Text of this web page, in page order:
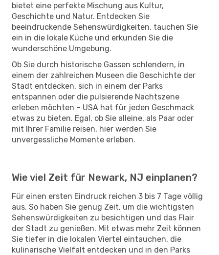
bietet eine perfekte Mischung aus Kultur,
Geschichte und Natur. Entdecken Sie
beeindruckende Sehenswürdigkeiten, tauchen Sie
ein in die lokale Küche und erkunden Sie die
wunderschöne Umgebung.
Ob Sie durch historische Gassen schlendern, in
einem der zahlreichen Museen die Geschichte der
Stadt entdecken, sich in einem der Parks
entspannen oder die pulsierende Nachtszene
erleben möchten – USA hat für jeden Geschmack
etwas zu bieten. Egal, ob Sie alleine, als Paar oder
mit Ihrer Familie reisen, hier werden Sie
unvergessliche Momente erleben.
Wie viel Zeit für Newark, NJ einplanen?
Für einen ersten Eindruck reichen 3 bis 7 Tage völlig
aus. So haben Sie genug Zeit, um die wichtigsten
Sehenswürdigkeiten zu besichtigen und das Flair
der Stadt zu genießen. Mit etwas mehr Zeit können
Sie tiefer in die lokalen Viertel eintauchen, die
kulinarische Vielfalt entdecken und in den Parks